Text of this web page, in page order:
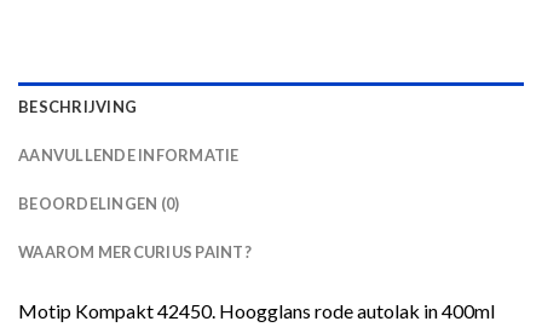
BESCHRIJVING
AANVULLENDE INFORMATIE
BEOORDELINGEN (0)
WAAROM MERCURIUS PAINT?
Motip Kompakt 42450. Hoogglans rode autolak in 400ml